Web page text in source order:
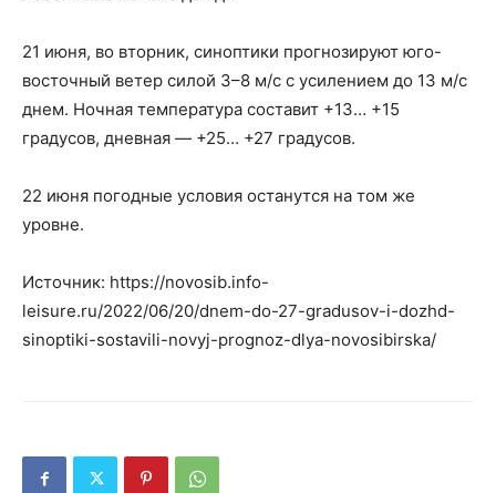
21 июня, во вторник, синоптики прогнозируют юго-
восточный ветер силой 3–8 м/с с усилением до 13 м/с
днем. Ночная температура составит +13… +15
градусов, дневная — +25… +27 градусов.
22 июня погодные условия останутся на том же
уровне.
Источник: https://novosib.info-
leisure.ru/2022/06/20/dnem-do-27-gradusov-i-dozhd-
sinoptiki-sostavili-novyj-prognoz-dlya-novosibirska/